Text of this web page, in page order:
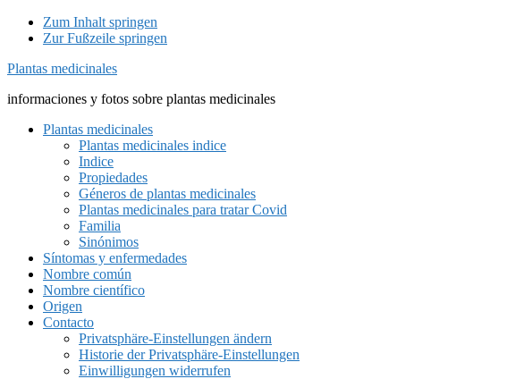
Zum Inhalt springen
Zur Fußzeile springen
Plantas medicinales
informaciones y fotos sobre plantas medicinales
Plantas medicinales
Plantas medicinales indice
Indice
Propiedades
Géneros de plantas medicinales
Plantas medicinales para tratar Covid
Familia
Sinónimos
Síntomas y enfermedades
Nombre común
Nombre científico
Origen
Contacto
Privatsphäre-Einstellungen ändern
Historie der Privatsphäre-Einstellungen
Einwilligungen widerrufen